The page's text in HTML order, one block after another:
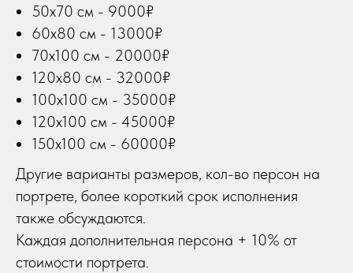
50х70 см - 9000₽
60х80 см - 13000₽
70х100 см - 20000₽
120х80 см - 32000₽
100х100 см - 35000₽
120х100 см - 45000₽
150х100 см - 60000₽
Другие варианты размеров, кол-во персон на
портрете, более короткий срок исполнения
также обсуждаются.
Каждая дополнительная персона + 10% от
стоимости портрета.